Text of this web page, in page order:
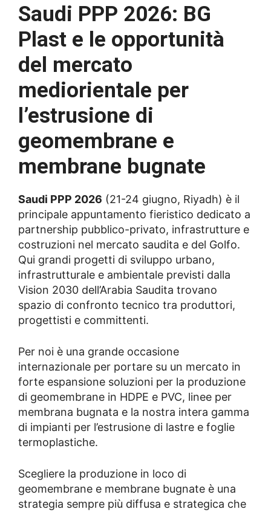
Saudi PPP 2026: BG
Plast e le opportunità
del mercato
mediorientale per
l’estrusione di
geomembrane e
membrane bugnate
Saudi PPP 2026 (21-24 giugno, Riyadh) è il
principale appuntamento fieristico dedicato a
partnership pubblico-privato, infrastrutture e
costruzioni nel mercato saudita e del Golfo.
Qui grandi progetti di sviluppo urbano,
infrastrutturale e ambientale previsti dalla
Vision 2030 dell’Arabia Saudita trovano
spazio di confronto tecnico tra produttori,
progettisti e committenti.
Per noi è una grande occasione
internazionale per portare su un mercato in
forte espansione soluzioni per la produzione
di geomembrane in HDPE e PVC, linee per
membrana bugnata e la nostra intera gamma
di impianti per l’estrusione di lastre e foglie
termoplastiche.
Scegliere la produzione in loco di
geomembrane e membrane bugnate è una
strategia sempre più diffusa e strategica che